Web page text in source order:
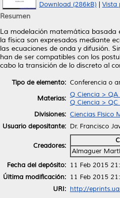
Download (286kB) Vista
Resumen
La modelación matemática basada
la física son expresados mediante
las ecuaciones de onda y difusión.
han de ser compatibles con los
cabo la transición de lo discreto al
Tipo de elemento: Conferencia o
Materias: Q Ciencia >
Q Ciencia > QC
Divisiones: Ciencias Físico
Usuario depositante: Dr. Francisco
Creadores:
Almaguer
Fecha del depósito: 11 Feb 2015
Última modificación: 11 Feb 2015
URI: http://